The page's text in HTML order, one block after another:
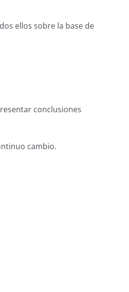
ellos sobre la base de
conclusiones
cambio.